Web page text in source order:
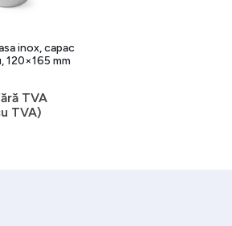
inox, capac
120×165 mm
TVA
TVA)